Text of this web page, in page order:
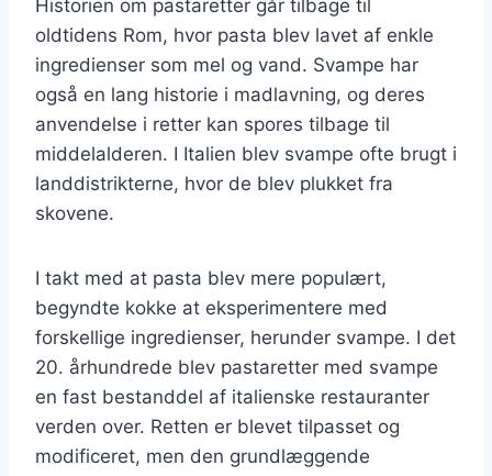
Historien om pastaretter går tilbage til
oldtidens Rom, hvor pasta blev lavet af enkle
ingredienser som mel og vand. Svampe har
også en lang historie i madlavning, og deres
anvendelse i retter kan spores tilbage til
middelalderen. I Italien blev svampe ofte brugt i
landdistrikterne, hvor de blev plukket fra
skovene.
I takt med at pasta blev mere populært,
begyndte kokke at eksperimentere med
forskellige ingredienser, herunder svampe. I det
20. århundrede blev pastaretter med svampe
en fast bestanddel af italienske restauranter
verden over. Retten er blevet tilpasset og
modificeret, men den grundlæggende